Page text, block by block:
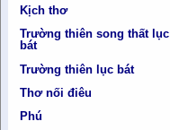
Kịch thơ
Trường thiên song thất lục
bát
Trường thiên lục bát
Thơ nối điêu
Phú